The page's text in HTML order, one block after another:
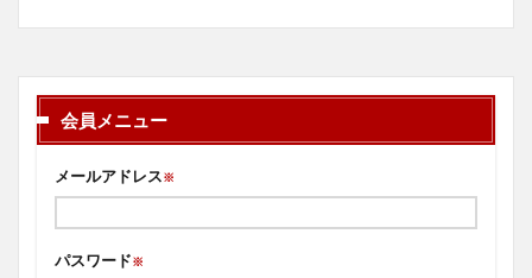
会員メニュー
メールアドレス※
パスワード※